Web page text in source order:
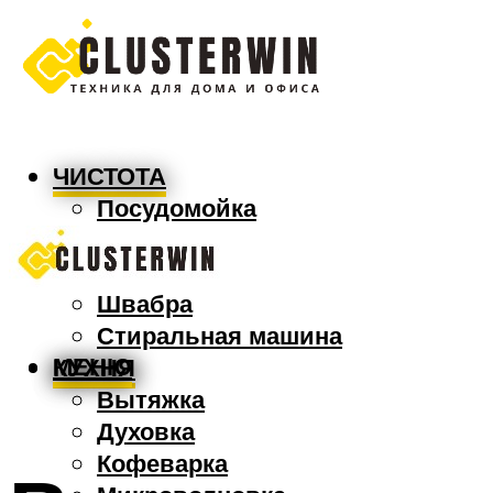
ЧИСТОТА
Посудомойка
Пылесос
Утюг
Швабра
Стиральная машина
КУХНЯ
Вытяжка
Духовка
Кофеварка
МЕНЮ